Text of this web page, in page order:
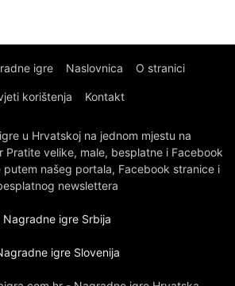
igre Naslovnica O stranici
korištenja Kontakt
u Hrvatskoj na jednom mjestu na
Pratite velike, male, besplatne i Facebook
putem našeg portala, Facebook stranice i
newslettera
Nagradne igre Srbija
igre Slovenija